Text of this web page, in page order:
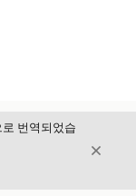
번역되었습
닫기